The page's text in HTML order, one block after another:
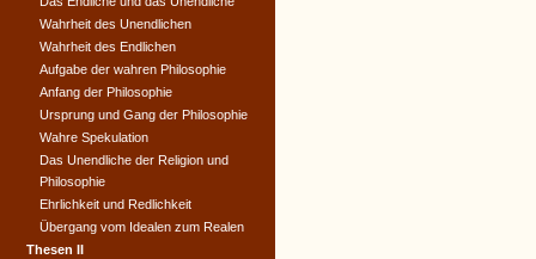
Wahrheit des Unendlichen
Wahrheit des Endlichen
Aufgabe der wahren Philosophie
Anfang der Philosophie
Ursprung und Gang der Philosophie
Wahre Spekulation
Das Unendliche der Religion und
Philosophie
Ehrlichkeit und Redlichkeit
Übergang vom Idealen zum Realen
Thesen II